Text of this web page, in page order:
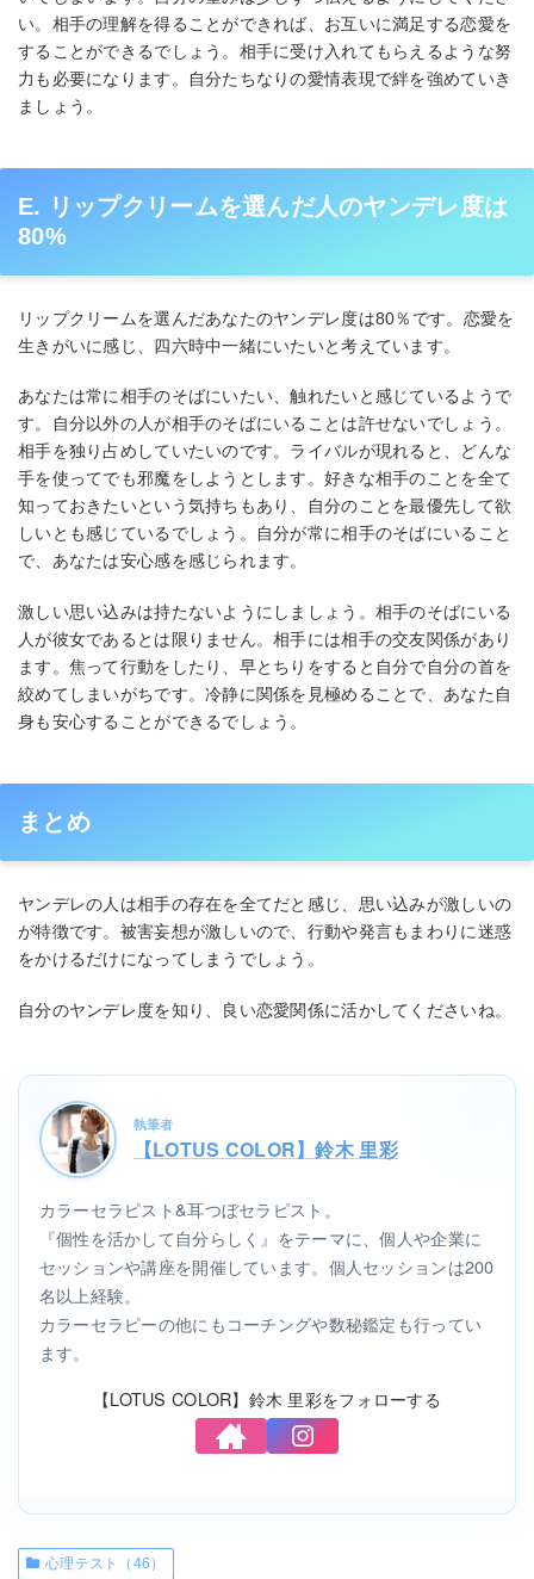
い。相手の理解を得ることができれば、お互いに満足する恋愛を
することができるでしょう。相手に受け入れてもらえるような努
力も必要になります。自分たちなりの愛情表現で絆を強めていき
ましょう。
E. リップクリームを選んだ人のヤンデレ度は
80%
リップクリームを選んだあなたのヤンデレ度は80％です。恋愛を
生きがいに感じ、四六時中一緒にいたいと考えています。
あなたは常に相手のそばにいたい、触れたいと感じているようで
す。自分以外の人が相手のそばにいることは許せないでしょう。
相手を独り占めしていたいのです。ライバルが現れると、どんな
手を使ってでも邪魔をしようとします。好きな相手のことを全て
知っておきたいという気持ちもあり、自分のことを最優先して欲
しいとも感じているでしょう。自分が常に相手のそばにいること
で、あなたは安心感を感じられます。
激しい思い込みは持たないようにしましょう。相手のそばにいる
人が彼女であるとは限りません。相手には相手の交友関係があり
ます。焦って行動をしたり、早とちりをすると自分で自分の首を
絞めてしまいがちです。冷静に関係を見極めることで、あなた自
身も安心することができるでしょう。
まとめ
ヤンデレの人は相手の存在を全てだと感じ、思い込みが激しいの
が特徴です。被害妄想が激しいので、行動や発言もまわりに迷惑
をかけるだけになってしまうでしょう。
自分のヤンデレ度を知り、良い恋愛関係に活かしてくださいね。
執筆者
【LOTUS COLOR】鈴木 里彩
カラーセラピスト&耳つぼセラピスト。
『個性を活かして自分らしく』をテーマに、個人や企業に
セッションや講座を開催しています。個人セッションは200
名以上経験。
カラーセラピーの他にもコーチングや数秘鑑定も行ってい
ます。
【LOTUS COLOR】鈴木 里彩をフォローする
心理テスト（46）